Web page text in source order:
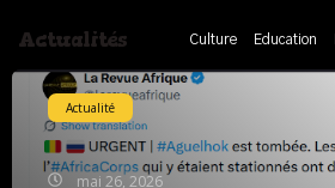
Actualités Culture Education
Actualité
mai 26, 2026